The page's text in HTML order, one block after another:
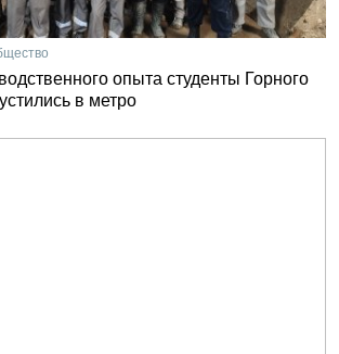
опыта студенты Горного
в метро